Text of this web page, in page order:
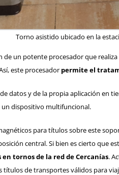
Torno asistido ubicado en la
un potente procesador que
este procesador permite el
datos y de la propia aplicación en
dispositivo multifuncional.
para títulos sobre este
central. Si bien es cierto que
tornos de la red de Cercanías.
de transportes válidos para